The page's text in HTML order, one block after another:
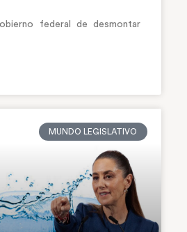
federal de desmontar
MUNDO LEGISLATIVO